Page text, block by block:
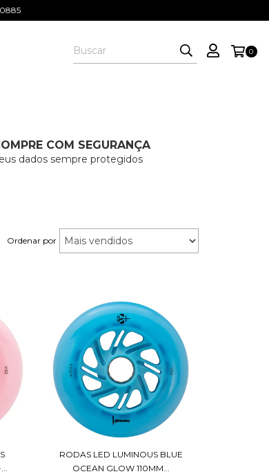
0
COM SEGURANÇA
dados sempre protegidos
Ordenar por
RODAS LED LUMINOUS BLUE
OCEAN GLOW 110MM...